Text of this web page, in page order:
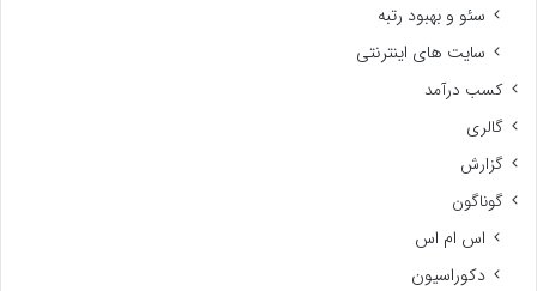
سئو و بهبود رتبه
سایت های اینترنتی
کسب درآمد
گالری
گزارش
گوناگون
اس ام اس
دکوراسیون